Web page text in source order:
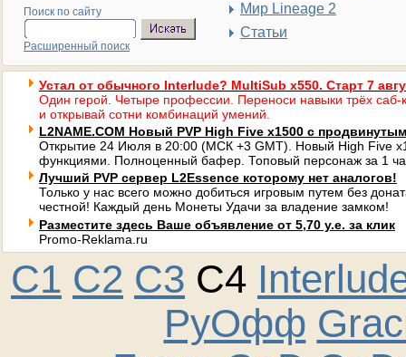
Поиск по сайту
Расширенный поиск
Мир Lineage 2
Статьи
Устал от обычного Interlude? MultiSub x550. Старт 7
Один герой. Четыре профессии. Переноси навыки трёх саб-
и открывай сотни комбинаций умений.
L2NAME.COM Новый PVP High Five x1500 с
Открытие 24 Июля в 20:00 (МСК +3 GMT). Новый High Five
функциями. Полноценный бафер. Топовый персонаж за 1
Лучший PVP сервер L2Essence которому нет аналогов!
Только у нас всего можно добиться игровым путем без
честной! Каждый день Монеты Удачи за владение замком!
Разместите здесь Ваше объявление от 5,70 у.е. за клик
Promo-Reklama.ru
C1 C2 C3 C4
РуОфф